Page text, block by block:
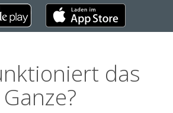
das
Ganze?